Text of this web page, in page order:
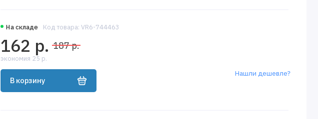
На складе Код товара: VR6-744463
162 р. 187 р.
экономия 25 р.
В корзину
Нашли дешевле?